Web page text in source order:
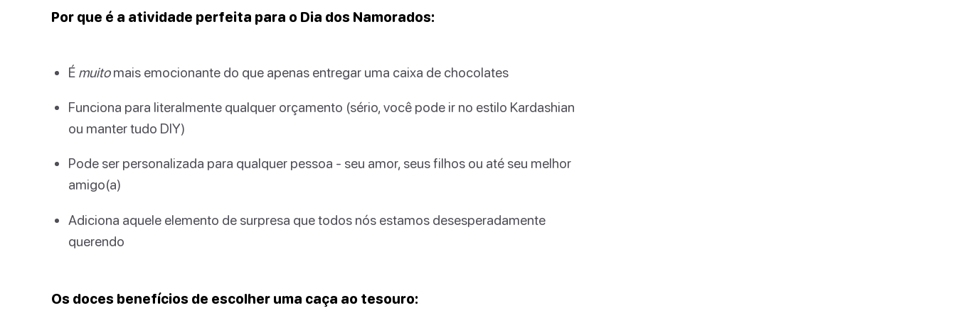
Por que é a atividade perfeita para o Dia dos Namorados:
É muitomais emocionante do que apenas entregar uma caixa de chocolates
Funciona para literalmente qualquer orçamento (sério, você pode ir no estilo Kardashian
ou manter tudo DIY)
Pode ser personalizada para qualquer pessoa - seu amor, seus filhos ou até seu melhor
amigo(a)
Adiciona aquele elemento de surpresa que todos nós estamos desesperadamente
querendo
Os doces benefícios de escolher uma caça ao tesouro: